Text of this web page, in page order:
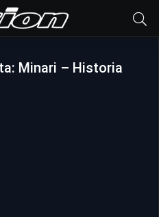
Minari – Historia